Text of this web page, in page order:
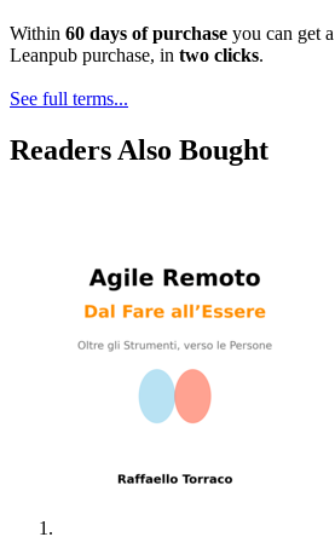
Within 60 days of purchase you can get a
Leanpub purchase, in two clicks.
See full terms...
Readers Also Bought